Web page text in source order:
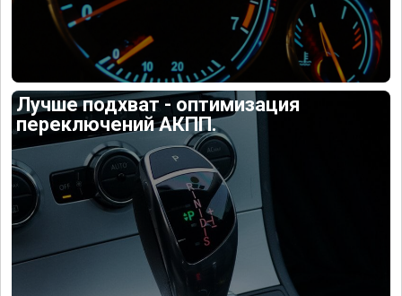
Лучше подхват - оптимизация
переключений АКПП.